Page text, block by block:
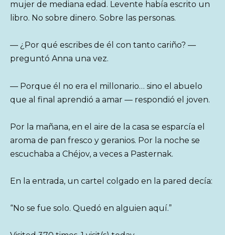
mujer de mediana edad. Levente había escrito un
libro. No sobre dinero. Sobre las personas.
— ¿Por qué escribes de él con tanto cariño? —
preguntó Anna una vez.
— Porque él no era el millonario… sino el abuelo
que al final aprendió a amar — respondió el joven.
Por la mañana, en el aire de la casa se esparcía el
aroma de pan fresco y geranios. Por la noche se
escuchaba a Chéjov, a veces a Pasternak.
En la entrada, un cartel colgado en la pared decía:
“No se fue solo. Quedó en alguien aquí.”